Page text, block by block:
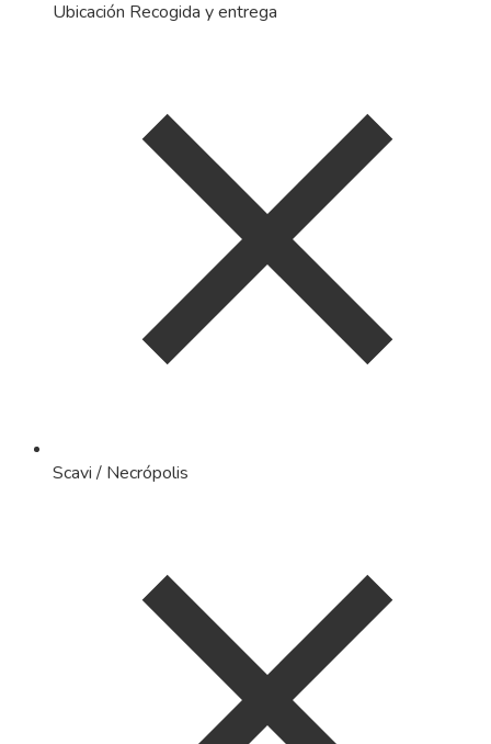
Ubicación Recogida y entrega
Scavi / Necrópolis